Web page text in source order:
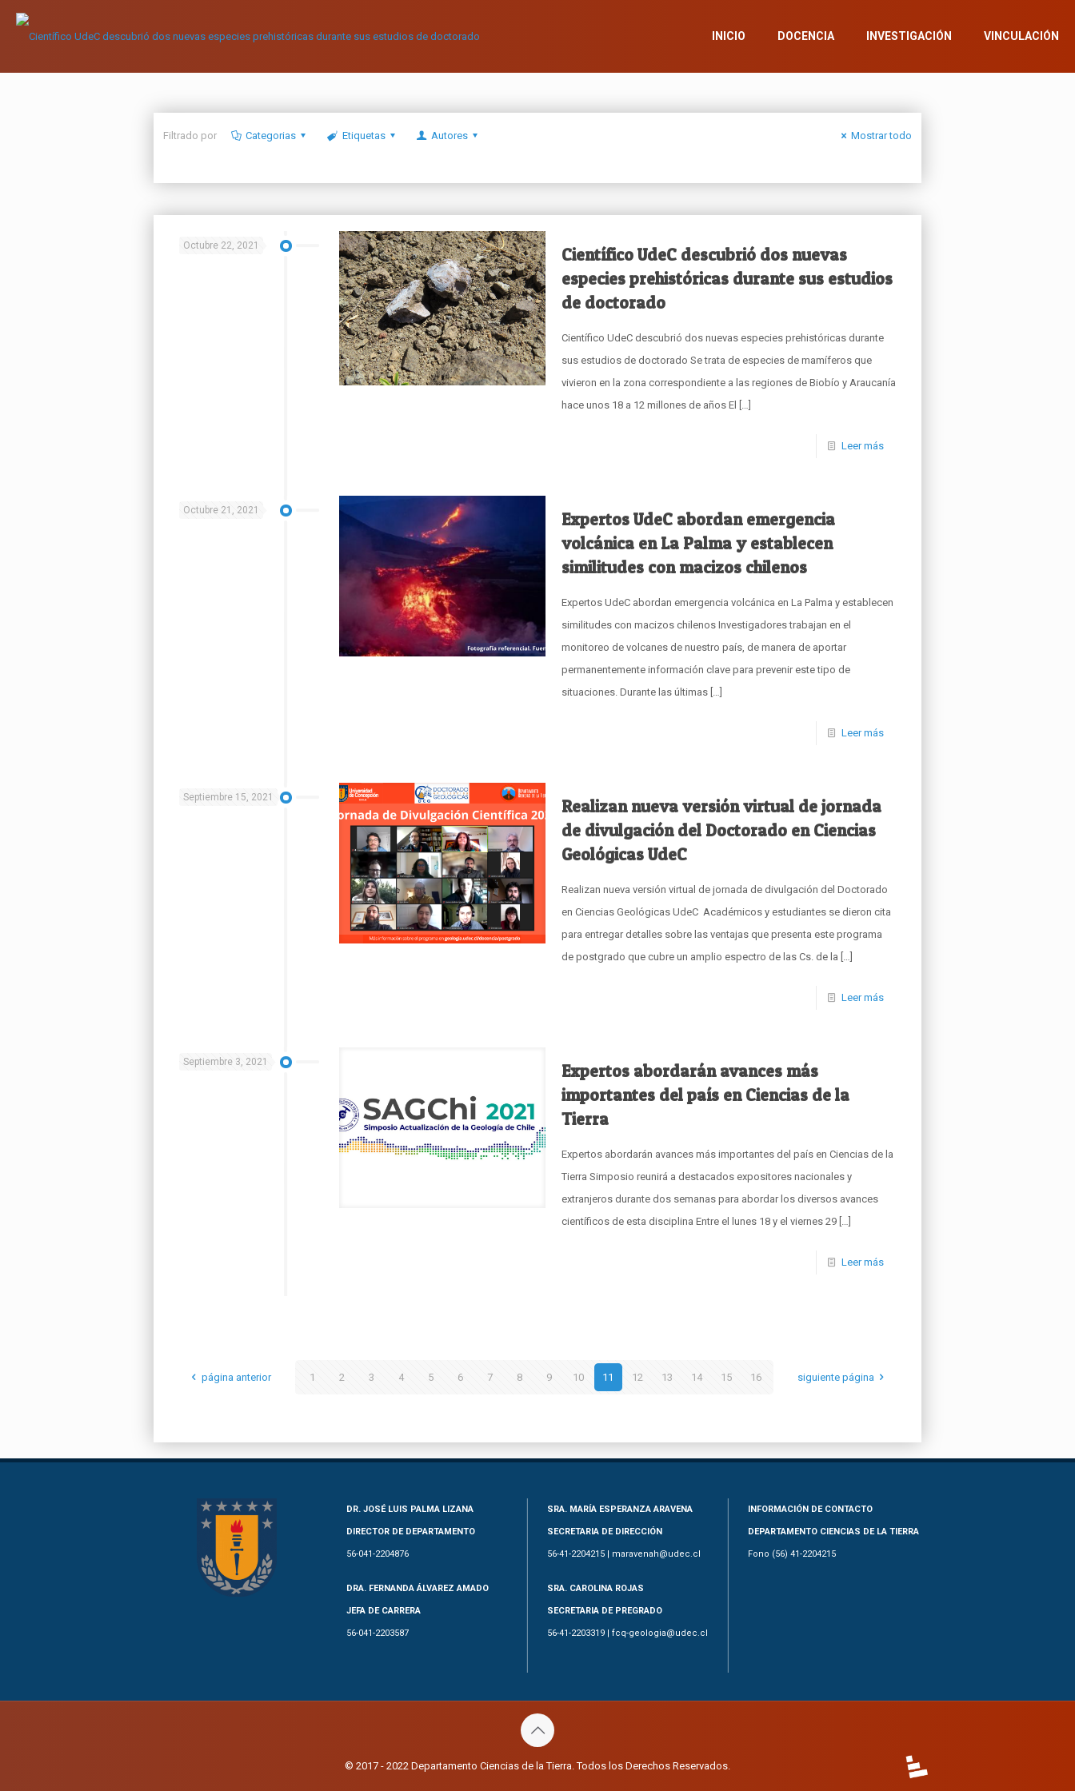
INICIO DOCENCIA INVESTIGACIÓN VINCULACIÓN
Filtrado por Categorias Etiquetas Autores Mostrar todo
Octubre 22, 2021
Científico UdeC descubrió dos nuevas
especies prehistóricas durante sus estudios
de doctorado
Científico UdeC descubrió dos nuevas especies prehistóricas durante
sus estudios de doctorado Se trata de especies de mamíferos que
vivieron en la zona correspondiente a las regiones de Biobío y Araucanía
hace unos 18 a 12 millones de años El
[…]
Leer más
Octubre 21, 2021
Expertos UdeC abordan emergencia
volcánica en La Palma y establecen
similitudes con macizos chilenos
Expertos UdeC abordan emergencia volcánica en La Palma y establecen
similitudes con macizos chilenos Investigadores trabajan en el
monitoreo de volcanes de nuestro país, de manera de aportar
permanentemente información clave para prevenir este tipo de
situaciones. Durante las últimas[…]
Leer más
Septiembre 15, 2021
Realizan nueva versión virtual de jornada
de divulgación del Doctorado en Ciencias
Geológicas UdeC
Realizan nueva versión virtual de jornada de divulgación del Doctorado
en Ciencias Geológicas UdeC Académicos y estudiantes se dieron cita
para entregar detalles sobre las ventajas que presenta este programa
de postgrado que cubre un amplio espectro de las Cs. de la […]
Leer más
Septiembre 3, 2021
Expertos abordarán avances más
importantes del país en Ciencias de la
Tierra
Expertos abordarán avances más importantes del país en Ciencias de la
Tierra Simposio reunirá a destacados expositores nacionales y
extranjeros durante dos semanas para abordar los diversos avances
científicos de esta disciplina Entre el lunes 18 y el viernes 29[…]
Leer más
página anterior 1 2 3 4 5 6 7 8 9 10 11 12 13 14 15 16 siguiente página
DR. JOSÉ LUIS PALMA LIZANA
DIRECTOR DE DEPARTAMENTO
56-041-2204876
DRA. FERNANDA ÁLVAREZ AMADO
JEFA DE CARRERA
56-041-2203587
SRA. MARÍA ESPERANZA ARAVENA
SECRETARIA DE DIRECCIÓN
56-41-2204215 | maravenah@udec.cl
SRA. CAROLINA ROJAS
SECRETARIA DE PREGRADO
56-41-2203319 | fcq-geologia@udec.cl
INFORMACIÓN DE CONTACTO
DEPARTAMENTO CIENCIAS DE LA TIERRA
Fono (56) 41-2204215
© 2017 - 2022 Departamento Ciencias de la Tierra. Todos los Derechos Reservados.